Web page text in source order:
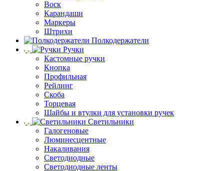
Воск
Карандаши
Маркеры
Штрихи
Полкодержатели
Ручки
Кастомные ручки
Кнопка
Профильная
Рейлинг
Скоба
Торцевая
Шайбы и втулки для установки ручек
Светильники
Галогеновые
Люминесцентные
Накаливания
Светодиодные
Светодиодные ленты